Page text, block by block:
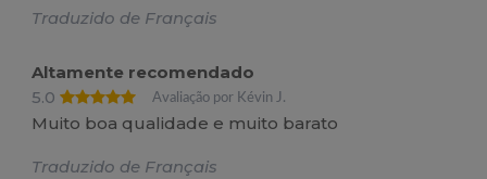
Traduzido de Français
Altamente recomendado
5.0
Avaliação por Kévin J.
Muito boa qualidade e muito barato
Traduzido de Français